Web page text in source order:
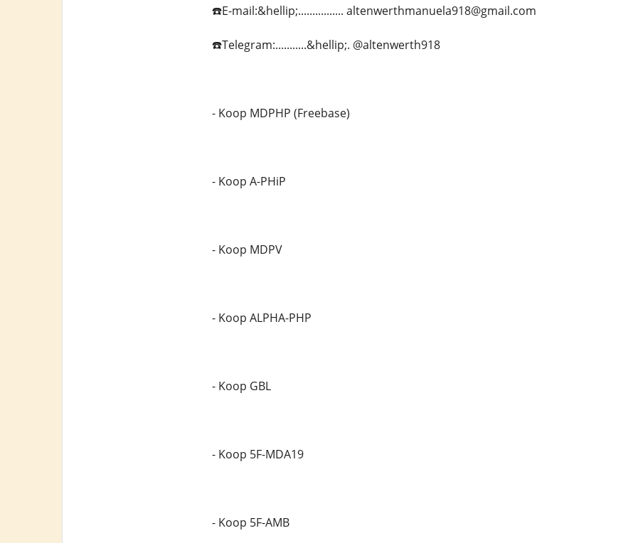
☎️E-mail:&hellip;................ altenwerthmanuela918@gmail.com
☎️Telegram:...........&hellip;. @altenwerth918
- Koop MDPHP (Freebase)
- Koop A-PHiP
- Koop MDPV
- Koop ALPHA-PHP
- Koop GBL
- Koop 5F-MDA19
- Koop 5F-AMB